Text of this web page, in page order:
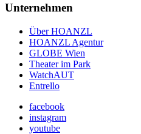
Unternehmen
Über HOANZL
HOANZL Agentur
GLOBE Wien
Theater im Park
WatchAUT
Entrello
facebook
instagram
youtube